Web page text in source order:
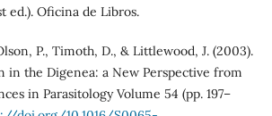
ed.). Oficina de Libros.
P., Timoth, D., & Littlewood, J. (2003).
in the Digenea: a New Perspective from
in Parasitology Volume 54 (pp. 197–